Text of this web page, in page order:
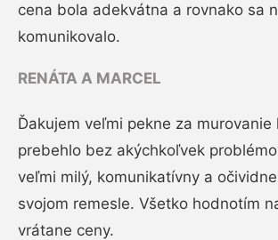
cena bola adekvátna a rovnako sa
komunikovalo.
RENÁTA A MARCEL
Ďakujem veľmi pekne za murovanie
prebehlo bez akýchkoľvek
veľmi milý, komunikatívny a
svojom remesle. Všetko hodnotím
vrátane ceny.